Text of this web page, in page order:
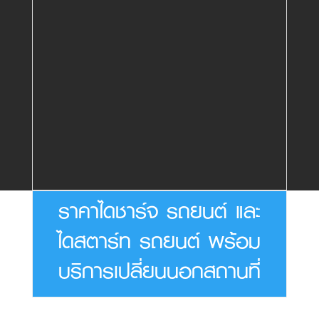
ราคาไดชาร์จ รถยนต์ และ
ไดสตาร์ท รถยนต์ พร้อม
บริการเปลี่ยนนอกสถานที่